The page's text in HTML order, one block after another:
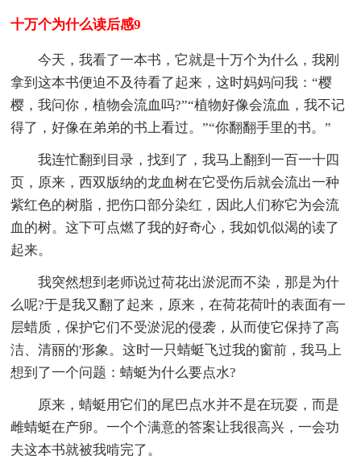
十万个为什么读后感9
今天，我看了一本书，它就是十万个为什么，我刚
拿到这本书便迫不及待看了起来，这时妈妈问我：“樱
樱，我问你，植物会流血吗?”“植物好像会流血，我不记
得了，好像在弟弟的书上看过。”“你翻翻手里的书。”
我连忙翻到目录，找到了，我马上翻到一百一十四
页，原来，西双版纳的龙血树在它受伤后就会流出一种
紫红色的树脂，把伤口部分染红，因此人们称它为会流
血的树。这下可点燃了我的好奇心，我如饥似渴的读了
起来。
我突然想到老师说过荷花出淤泥而不染，那是为什
么呢?于是我又翻了起来，原来，在荷花荷叶的表面有一
层蜡质，保护它们不受淤泥的侵袭，从而使它保持了高
洁、清丽的'形象。这时一只蜻蜓飞过我的窗前，我马上
想到了一个问题：蜻蜓为什么要点水?
原来，蜻蜓用它们的尾巴点水并不是在玩耍，而是
雌蜻蜓在产卵。一个个满意的答案让我很高兴，一会功
夫这本书就被我啃完了。